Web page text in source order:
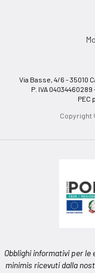
Via Basse, 4/6 - 35010
P. IVA
PEC
Copyright
Obblighi informativi per
minimis ricevuti dalla